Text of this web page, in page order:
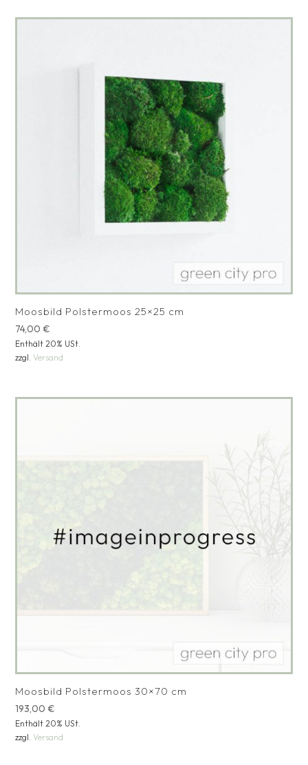
Moosbild Polstermoos 25×25 cm
74,00€
Enthält 20% USt.
zzgl.Versand
Moosbild Polstermoos 30×70 cm
193,00€
Enthält 20% USt.
zzgl.Versand